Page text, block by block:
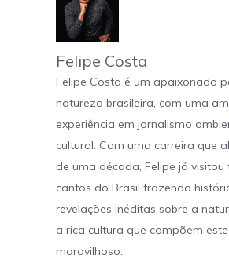
Felipe Costa
Felipe Costa é um apaixonado
natureza brasileira, com uma
experiência em jornalismo
cultural. Com uma carreira que
de uma década, Felipe já visitou
cantos do Brasil trazendo
revelações inéditas sobre a
a rica cultura que compõem
maravilhoso.